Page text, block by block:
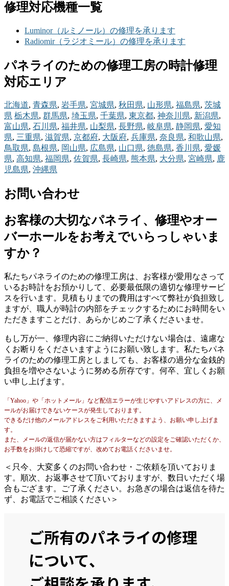
修理対応機種一覧
Luminor（ルミノール）の修理を承ります
Radiomir（ラジオミール）の修理を承ります
パネライのための修理工房の時計修理
対応エリア
北海道, 青森県, 岩手県, 宮城県, 秋田県, 山形県, 福島県, 茨城
県 栃木県, 群馬県, 埼玉県, 千葉県, 東京都, 神奈川県, 新潟県,
富山県, 石川県, 福井県, 山梨県, 長野県, 岐阜県, 静岡県, 愛知
県, 三重県, 滋賀県, 京都府, 大阪府, 兵庫県, 奈良県, 和歌山県,
鳥取県, 島根県, 岡山県, 広島県, 山口県, 徳島県, 香川県, 愛媛
県, 高知県, 福岡県, 佐賀県, 長崎県, 熊本県, 大分県, 宮崎県, 鹿
児島県, 沖縄県
お問い合わせ
お客様の大切なパネライ、修理やオー
バーホールをお考えでいらっしゃいま
すか？
私たちパネライのための修理工房は、お客様が愛用なさって
いるお時計をお預かりして、必要最低限の適切な修理サービ
スを行います。見積もりまでの費用はすべて弊社が負担致し
ますが、職人が時計の内部をチェックするためにお時間をい
ただきますことだけ、あらかじめご了承くださいませ。
もし万が一、修理内容にご納得いただけない場合は、遠慮な
くお断りをくださいますようにお願い致します。私たちパネ
ライのための修理工房としましても、お客様の過分な金銭的
負担を増やさないように努める所存です。何卒、宜しくお願
い申し上げます。
「Yahoo」や「ホットメール」など配信エラーが生じやすいアドレスの方に、メ
ールがお届けできないケースが発生しております。
できるだけ他のメールアドレスをご利用いただきますよう、お願い申し上げま
す。
また、メールの返信が届かない方はフィルターなどの設定をご確認いただくか、
お手数をお掛けして恐縮ですが、改めてお電話くださいませ。
＜只今、大変多くのお問い合わせ・ご依頼を頂いておりま
す。順次、お返事させて頂いておりますが、数日いただく場
合もござます。ご了承ください。お急ぎの場合は返信を待た
ず、お電話でご相談ください＞